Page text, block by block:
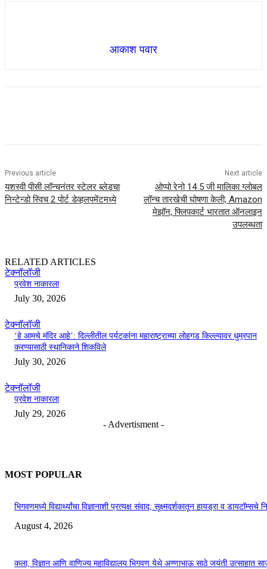
आकाश पवार
Previous article
यशस्वी पीसी लॉन्चनंतर स्टेलर ब्लेडचा
निन्टेन्डो स्विच 2 पोर्ट डेव्हलपमेंटमध्ये
Next article
ओप्पो रेनो 14 5 जी मालिका ग्लोबल
लॉन्च तारखेची घोषणा केली; Amazon
मेझॉन, फ्लिपकार्ट भारतात ऑनलाइन
उपलब्धता
RELATED ARTICLES
टेक्नॉलॉजी
प्रवेश नाकारला
July 30, 2026
टेक्नॉलॉजी
‘हे आमचे मंदिर आहे’: दिल्लीतील पर्यटकांना महाराष्ट्राच्या लोहगड किल्ल्यावर धुम्रपान
करण्यासाठी स्थानिकाने शिकविले
July 30, 2026
टेक्नॉलॉजी
प्रवेश नाकारला
July 29, 2026
- Advertisment -
MOST POPULAR
भिगवणमध्ये विद्यार्थ्यांचा विज्ञानाशी प्रत्यक्ष संवाद; सूक्ष्मदर्शकातून हायड्रा व डायटॉम्सचे
August 4, 2026
कला, विज्ञान आणि वाणिज्य महाविद्यालय भिगवण येथे अण्णाभाऊ साठे जयंती उत्साहात